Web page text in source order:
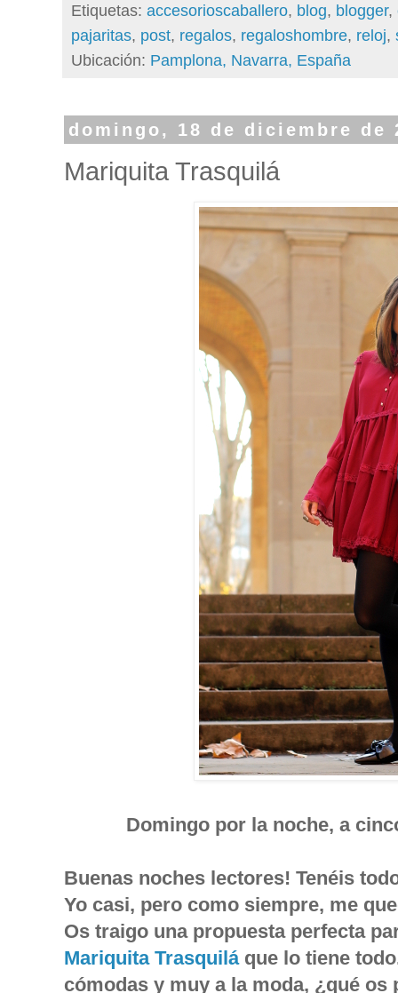
Etiquetas: accesorioscaballero, blog, blogger,
pajaritas, post, regalos, regaloshombre, reloj,
Ubicación: Pamplona, Navarra, España
domingo, 18 de diciembre de
Mariquita Trasquilá
Domingo por la noche, a
Buenas noches lectores! Tenéis
Yo casi, pero como siempre, me
Os traigo una propuesta perfecta
Mariquita Trasquiláque lo tiene
cómodas y muy a la moda, ¿qué os